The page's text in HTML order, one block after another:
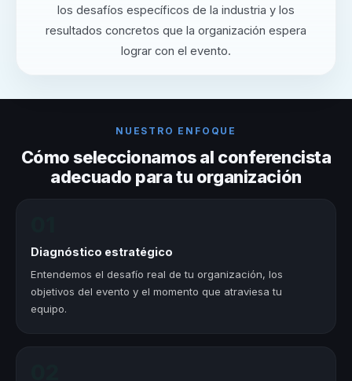
los desafíos específicos de la industria y los
resultados concretos que la organización espera
lograr con el evento.
NUESTRO ENFOQUE
Cómo seleccionamos al conferencista
adecuado para tu organización
Diagnóstico estratégico
Entendemos el desafío real de tu organización, los
objetivos del evento y el momento que atraviesa tu
equipo.